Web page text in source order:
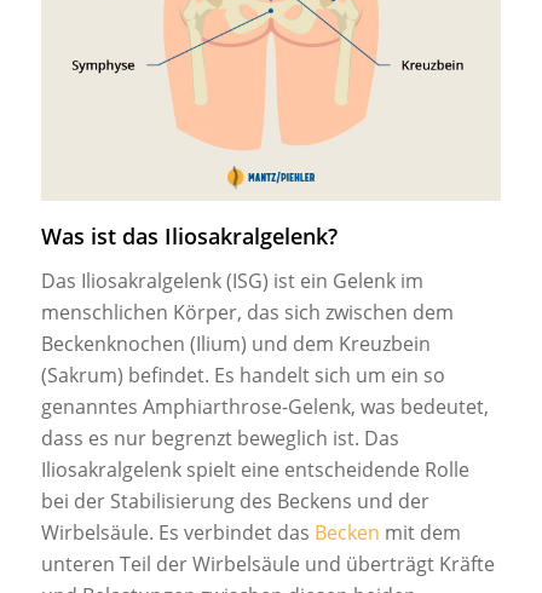
Was ist das Iliosakralgelenk?
Das Iliosakralgelenk (ISG) ist ein Gelenk im
menschlichen Körper, das sich zwischen dem
Beckenknochen (Ilium) und dem Kreuzbein
(Sakrum) befindet. Es handelt sich um ein so
genanntes Amphiarthrose-Gelenk, was bedeutet,
dass es nur begrenzt beweglich ist. Das
Iliosakralgelenk spielt eine entscheidende Rolle
bei der Stabilisierung des Beckens und der
Wirbelsäule. Es verbindet das Becken mit dem
unteren Teil der Wirbelsäule und überträgt Kräfte